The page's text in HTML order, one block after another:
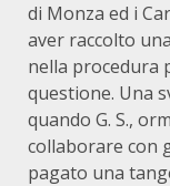
di Monza ed i
aver raccolto
nella procedura
questione. Una
quando G. S.,
collaborare con
pagato una